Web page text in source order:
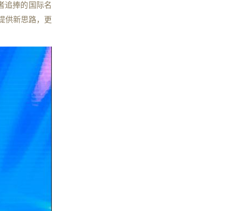
追捧的国际名
供新思路，更